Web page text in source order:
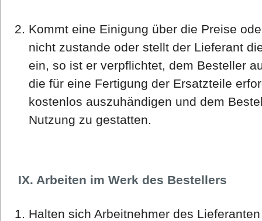
Kommt eine Einigung über die Preise
nicht zustande oder stellt der Lieferant
ein, so ist er verpflichtet, dem Besteller
die für eine Fertigung der Ersatzteile
kostenlos auszuhändigen und dem
Nutzung zu gestatten.
IX. Arbeiten im Werk des Bestellers
Halten sich Arbeitnehmer des